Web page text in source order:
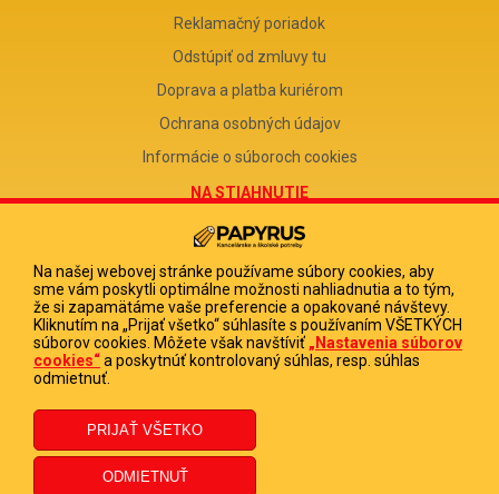
Reklamačný poriadok
Odstúpiť od zmluvy tu
Doprava a platba kuriérom
Ochrana osobných údajov
Informácie o súboroch cookies
NA STIAHNUTIE
Reklamačný formulár
Odstúpenie od zmluvy
Poučenie o odstúpení od zmluvy
FIRMA
PAPYRUS POPRAD, s.r.o.
DIČ 2020513880
IČ DPH SK2020513880
Na našej webovej stránke používame súbory cookies, aby
sme vám poskytli optimálne možnosti nahliadnutia a to tým,
že si zapamätáme vaše preferencie a opakované návštevy.
Kliknutím na „Prijať všetko“ súhlasíte s používaním VŠETKÝCH
súborov cookies. Môžete však navštíviť „Nastavenia súborov
cookies“a poskytnúť kontrolovaný súhlas, resp. súhlas
odmietnuť.